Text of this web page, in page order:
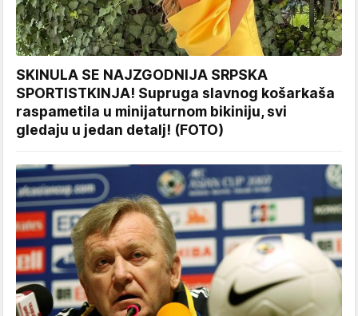
SKINULA SE NAJZGODNIJA SRPSKA
SPORTISTKINJA! Supruga slavnog košarkaša
raspametila u minijaturnom bikiniju, svi
gledaju u jedan detalj! (FOTO)